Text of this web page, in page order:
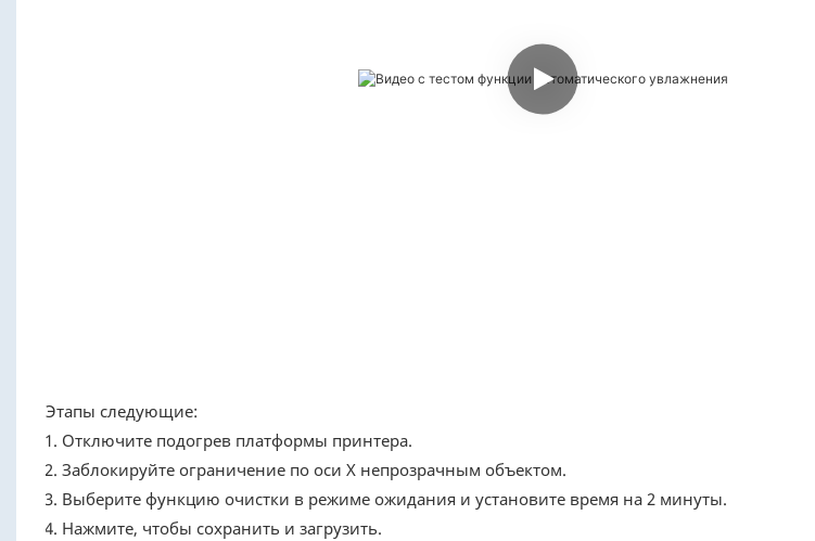
Этапы следующие:
Отключите подогрев платформы принтера.
Заблокируйте ограничение по оси X непрозрачным объектом.
Выберите функцию очистки в режиме ожидания и установите время на 2 минуты.
Нажмите, чтобы сохранить и загрузить.